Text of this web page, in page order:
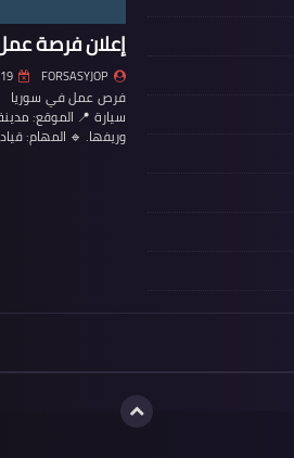
إعلان فرصة
FORSASYJOP 19 أبريل 2026
فرص عمل في سوريا
سيارة 📍 الموقع:
وريفها. 🔹 المهام: